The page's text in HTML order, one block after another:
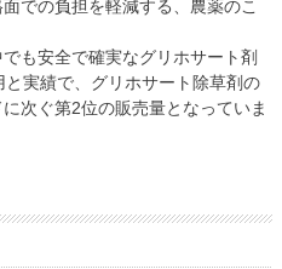
での負担を軽減する、農薬のこ
も安全で確実なグリホサート剤
実績で、グリホサート除草剤の
次ぐ第2位の販売量となっていま